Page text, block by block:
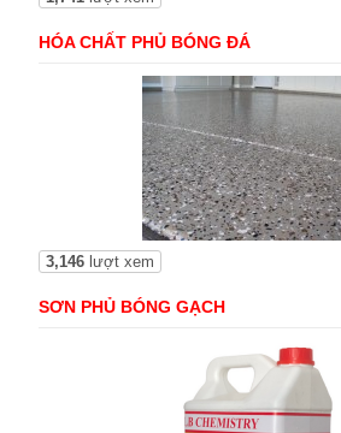
HÓA CHẤT PHỦ BÓNG ĐÁ
3,146lượt xem
SƠN PHỦ BÓNG GẠCH